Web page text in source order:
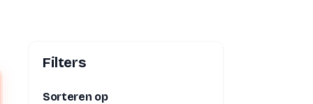
Filters
Sorteren op